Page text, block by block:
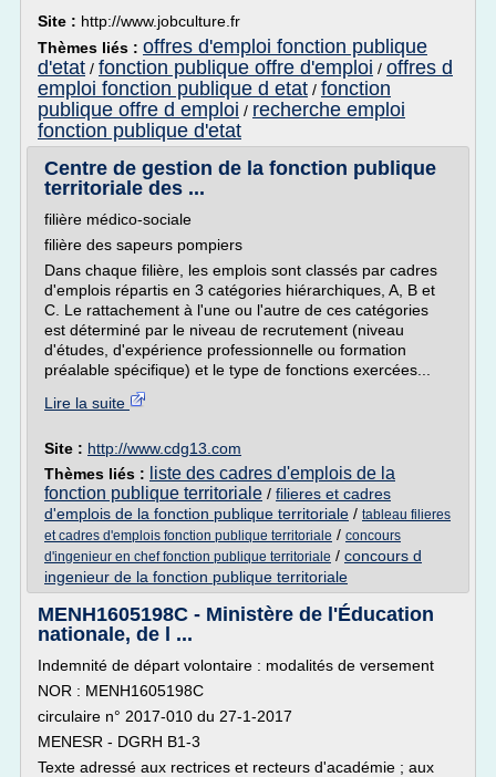
Site : http://www.jobculture.fr
Thèmes liés : offres d'emploi fonction publique
d'etat / fonction publique offre d'emploi / offres d
emploi fonction publique d etat / fonction
publique offre d emploi / recherche emploi
fonction publique d'etat
Centre de gestion de la fonction publique
territoriale des ...
filière médico-sociale
filière des sapeurs pompiers
Dans chaque filière, les emplois sont classés par cadres
d'emplois répartis en 3 catégories hiérarchiques, A, B et
C. Le rattachement à l'une ou l'autre de ces catégories
est déterminé par le niveau de recrutement (niveau
d'études, d'expérience professionnelle ou formation
préalable spécifique) et le type de fonctions exercées...
Lire la suite
Site : http://www.cdg13.com
Thèmes liés :
liste des cadres d'emplois de la
fonction publique territoriale / filieres et cadres
d'emplois de la fonction publique territoriale / tableau filieres
et cadres d'emplois fonction publique territoriale / concours
d'ingenieur en chef fonction publique territoriale / concours d
ingenieur de la fonction publique territoriale
MENH1605198C - Ministère de l'Éducation
nationale, de l ...
Indemnité de départ volontaire : modalités de versement
NOR : MENH1605198C
circulaire n° 2017-010 du 27-1-2017
MENESR - DGRH B1-3
Texte adressé aux rectrices et recteurs d'académie ; aux